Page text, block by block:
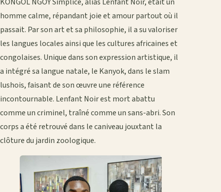
homme calme, répandant joie et amour partout où il
passait. Par son art et sa philosophie, il a su valoriser
les langues locales ainsi que les cultures africaines et
congolaises. Unique dans son expression artistique, il
a intégré sa langue natale, le Kanyok, dans le slam
lushois, faisant de son œuvre une référence
incontournable. Lenfant Noir est mort abattu
comme un criminel, traîné comme un sans-abri. Son
corps a été retrouvé dans le caniveau jouxtant la
clôture du jardin zoologique.